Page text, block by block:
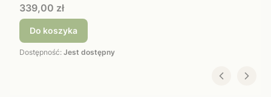
Cena
339,00 zł
Do koszyka
Dostępność: Jest dostępny